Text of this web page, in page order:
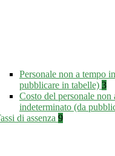
Personale non a tempo
pubblicare in tabelle) 3
Costo del personale non
indeterminato (da
di assenza 9